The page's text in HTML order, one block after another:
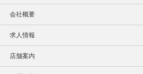
会社概要
求人情報
店舗案内